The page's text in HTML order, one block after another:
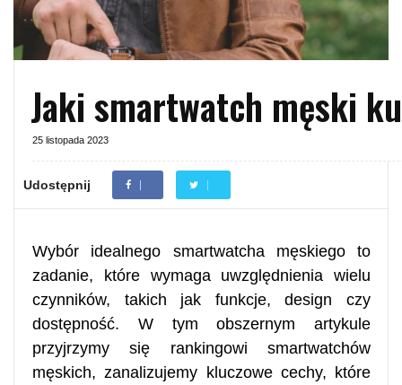
Jaki smartwatch męski
25 listopada 2023
Udostępnij
Wybór idealnego smartwatcha męskiego to
zadanie, które wymaga uwzględnienia wielu
czynników, takich jak funkcje, design czy
dostępność. W tym obszernym artykule
przyjrzymy się rankingowi smartwatchów
męskich, zanalizujemy kluczowe cechy, które